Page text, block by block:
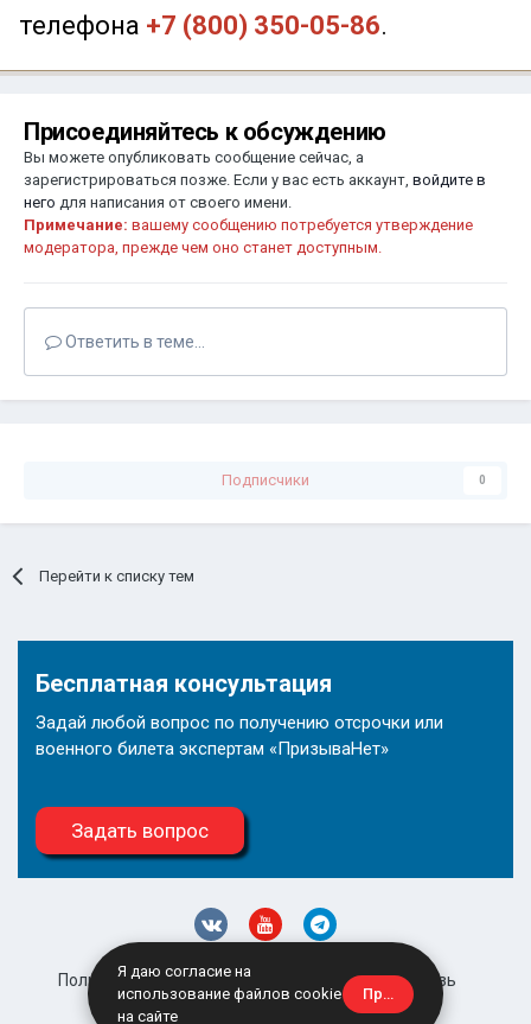
телефона +7 (800) 350-05-86.
Присоединяйтесь к обсуждению
Вы можете опубликовать сообщение сейчас, а
зарегистрироваться позже. Если у вас есть аккаунт, войдите в
него для написания от своего имени.
Примечание: вашему сообщению потребуется утверждение
модератора, прежде чем оно станет доступным.
Ответить в теме...
Подписчики 0
Перейти к списку тем
Бесплатная консультация
Задай любой вопрос по получению отсрочки или
военного билета экспертам «ПризываНет»
Задать вопрос
Политика конфиденциальности
Обратная связь
site@prizyvanet.ru
Я даю согласие на
использование файлов cookie
на сайте
Принять